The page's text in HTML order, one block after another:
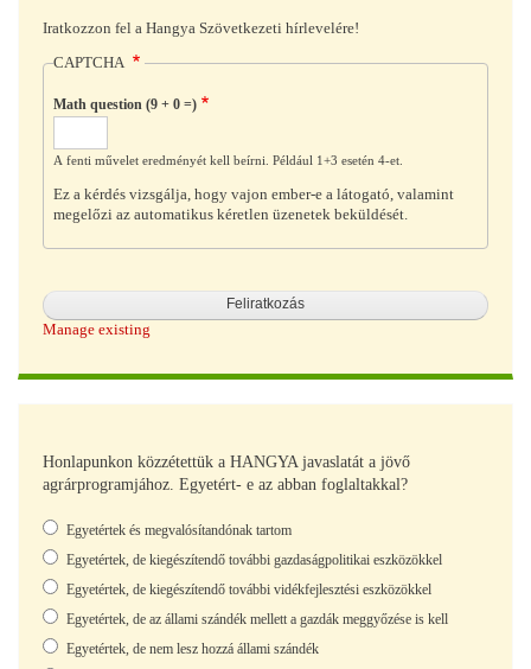
Iratkozzon fel a Hangya Szövetkezeti hírlevelére!
CAPTCHA
Math question (9 + 0 =)
A fenti művelet eredményét kell beírni. Például 1+3 esetén 4-et.
Ez a kérdés vizsgálja, hogy vajon ember-e a látogató, valamint
megelőzi az automatikus kéretlen üzenetek beküldését.
Manage existing
Honlapunkon közzétettük a HANGYA javaslatát a jövő
agrárprogramjához. Egyetért- e az abban foglaltakkal?
Választások
Egyetértek és megvalósítandónak tartom
Egyetértek, de kiegészítendő további gazdaságpolitikai eszközökkel
Egyetértek, de kiegészítendő további vidékfejlesztési eszközökkel
Egyetértek, de az állami szándék mellett a gazdák meggyőzése is kell
Egyetértek, de nem lesz hozzá állami szándék